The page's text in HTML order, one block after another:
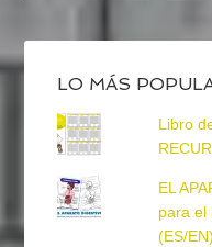
LO MÁS
Libro
EL
para el
(ES/EN)